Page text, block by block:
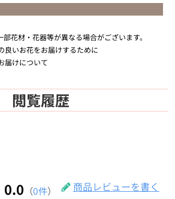
花材・花器等が異なる場合がございます。
良いお花をお届けするために
届けについて
閲覧履歴
0.0 （0件）
商品レビューを書く